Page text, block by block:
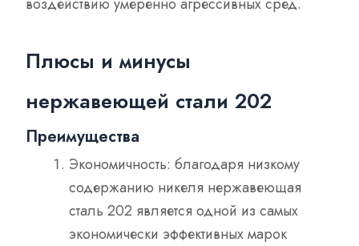
Плюсы и минусы
нержавеющей стали 202
Преимущества
Экономичность: благодаря низкому
содержанию никеля нержавеющая
сталь 202 является одной из самых
экономически эффективных марок